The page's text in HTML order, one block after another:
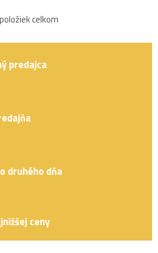
opracovanie.
O
l
d
e
p
y
i
s
u
celkom
predajca
druhého dňa
ceny